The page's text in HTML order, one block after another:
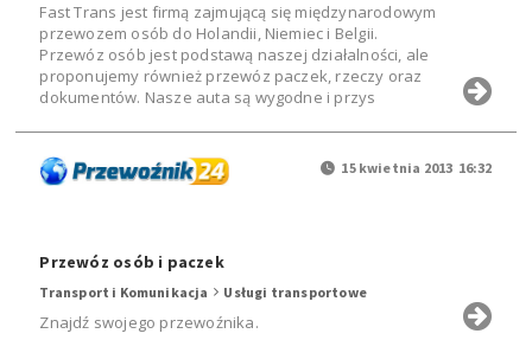
Fast Trans jest firmą zajmującą się międzynarodowym
przewozem osób do Holandii, Niemiec i Belgii.
Przewóz osób jest podstawą naszej działalności, ale
proponujemy również przewóz paczek, rzeczy oraz
dokumentów. Nasze auta są wygodne i przys
15 kwietnia 2013 16:32
Przewóz osób i paczek
Transport i Komunikacja Usługi transportowe
Znajdź swojego przewoźnika.